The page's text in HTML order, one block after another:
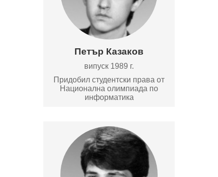
Петър Казаков
випуск 1989 г.
Придобил студентски права от
Национална олимпиада по
информатика